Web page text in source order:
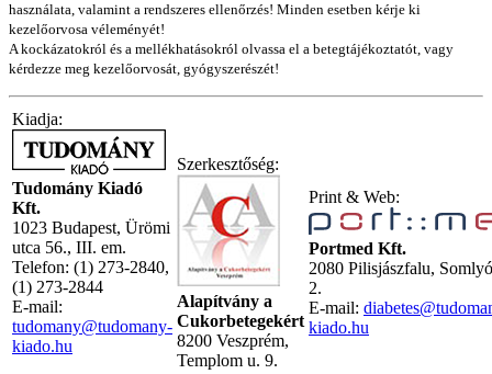
használata, valamint a rendszeres ellenőrzés! Minden esetben kérje ki
kezelőorvosa véleményét!
A kockázatokról és a mellékhatásokról olvassa el a betegtájékoztatót, vagy
kérdezze meg kezelőorvosát, gyógyszerészét!
Kiadja:
Tudomány Kiadó
Kft.
1023 Budapest, Ürömi
utca 56., III. em.
Telefon: (1) 273-2840,
(1) 273-2844
E-mail:
tudomany@tudomany-
kiado.hu
Szerkesztőség:
Alapítvány a
Cukorbetegekért
8200 Veszprém,
Templom u. 9.
Print & Web:
Portmed Kft.
2080 Pilisjászfalu,
2.
E-mail:
kiado.hu